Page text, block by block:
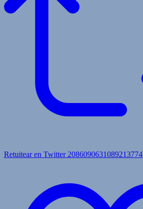
Retuitear en Twitter 2086090631089213774